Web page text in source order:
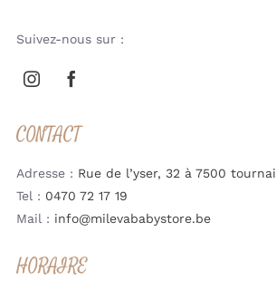
Suivez-nous sur :
CONTACT
Adresse : Rue de l’yser, 32 à 7500 tournai
Tel : 0470 72 17 19
Mail : info@milevababystore.be
HORAIRE